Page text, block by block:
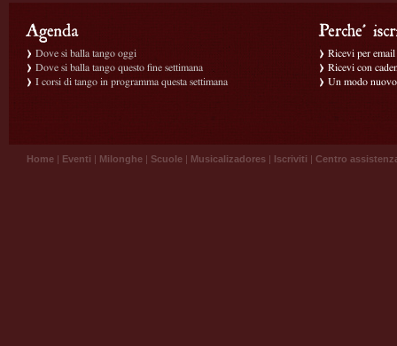
Dove si balla tango oggi
Dove si balla tango questo fine settimana
I corsi di tango in programma questa settimana
Ricevi per
Ricevi con
Un modo
Home | Eventi | Milonghe | Scuole | Musicalizadores | Iscriviti | Centro